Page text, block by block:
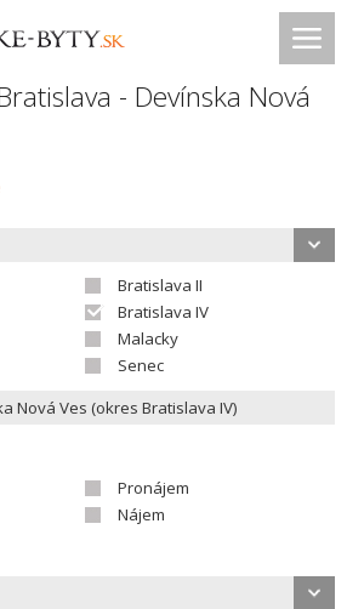
- Devínska Nová
Bratislava II
Bratislava IV
Malacky
Senec
Pronájem
Nájem